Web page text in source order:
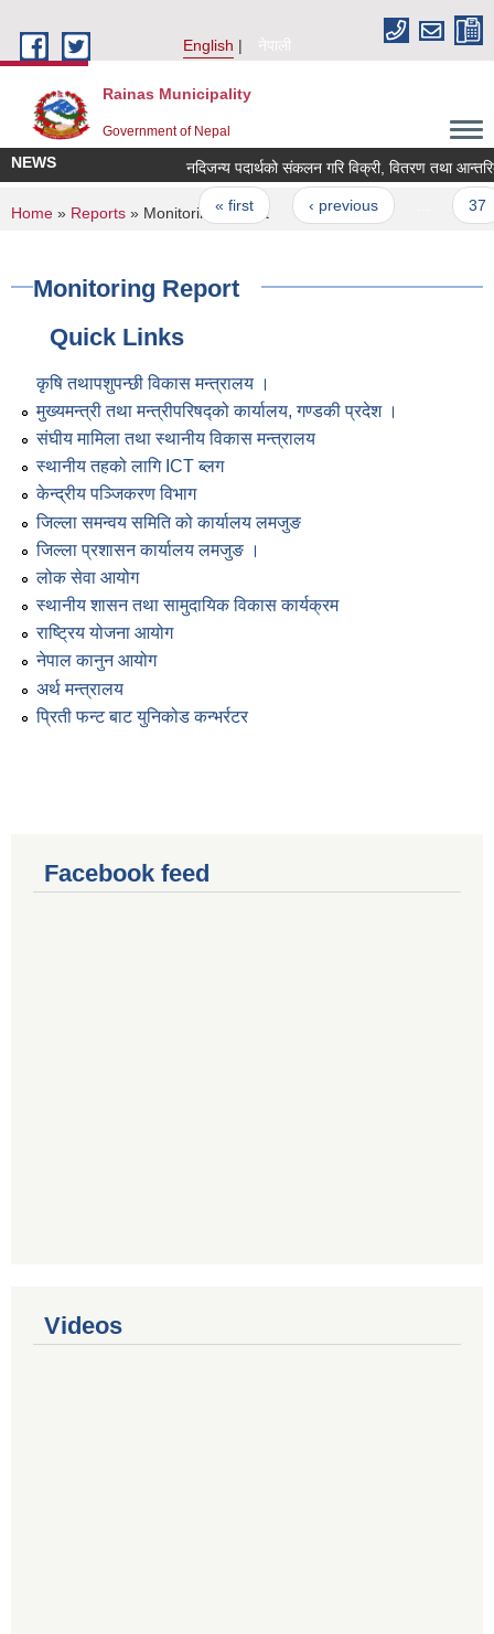
English
नेपाली
Rainas Municipality
Government of Nepal
NEWS नदिजन्य पदार्थको संकलन गरि विक्री, वितरण तथा
Pages
« first ‹ previous 37
You are here
Home » Reports » Monitoring Report
Monitoring Report
Quick Links
कृषि तथापशुपन्छी विकास मन्त्रालय ।
मुख्यमन्त्री तथा मन्त्रीपरिषद्को कार्यालय, गण्डकी प्रदेश ।
संघीय मामिला तथा स्थानीय विकास मन्त्रालय
स्थानीय तहको लागि ICT ब्लग
केन्द्रीय पञ्जिकरण विभाग
जिल्ला समन्वय समिति को कार्यालय लमजुङ
जिल्ला प्रशासन कार्यालय लमजुङ ।
लोक सेवा आयोग
स्थानीय शासन तथा सामुदायिक विकास कार्यक्रम
राष्ट्रिय योजना आयोग
नेपाल कानुन आयोग
अर्थ मन्त्रालय
प्रिती फन्ट बाट युनिकोड कन्भर्रटर
Facebook feed
Videos